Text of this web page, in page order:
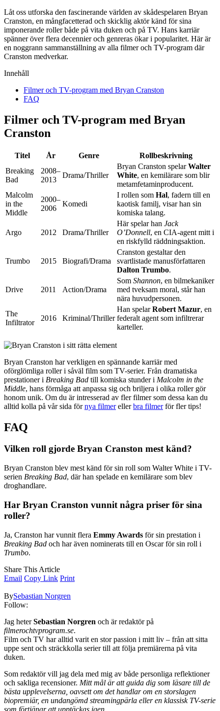
Låt oss utforska den fascinerande världen av skådespelaren Bryan
Cranston, en mångfacetterad och skicklig aktör känd för sina
imponerande roller både på vita duken och på TV. Hans karriär
spänner över flera decennier och genreras ökar i popularitet. Här är
en noggrann sammanställning av alla filmer och TV-program där
Cranston medverkar.
Innehåll
Filmer och TV-program med Bryan Cranston
FAQ
Filmer och TV-program med Bryan
Cranston
Titel År Genre
Rollbeskrivning
Breaking
Bad
2008–
2013
Drama/Thriller
Bryan Cranston spelarWalter
White, en kemilärare som blir
metamfetaminproducent.
Malcolm
in the
Middle
2000–
2006
Komedi
I rollen som Hal, fadern till en
kaotisk familj, visar han sin
komiska talang.
Argo 2012 Drama/Thriller
Här spelar han Jack
O’Donnell, en CIA-agent mitt i
en riskfylld räddningsaktion.
Trumbo 2015 Biografi/Drama
Cranston gestaltar den
svartlistade manusförfattaren
Dalton Trumbo.
Drive 2011 Action/Drama
Som Shannon, en bilmekaniker
med tveksam moral, står han
nära huvudpersonen.
The
Infiltrator
2016 Kriminal/Thriller
Han spelarRobert Mazur, en
federalt agent som infiltrerar
karteller.
Bryan Cranston har verkligen en spännande karriär med
oförglömliga roller i såväl film som TV-serier. Från dramatiska
prestationer i Breaking Bad till komiska stunder i Malcolm in the
Middle, hans förmåga att anpassa sig och briljera i olika roller gör
honom unik. Om du är intresserad av fler filmer som dessa kan du
alltid kolla på vår sida förnya filmerellerbra filmerför fler tips!
FAQ
Vilken roll gjorde Bryan Cranston mest känd?
Bryan Cranston blev mest känd för sin roll som Walter White i TV-
serien Breaking Bad, där han spelade en kemilärare som blev
droghandlare.
Har Bryan Cranston vunnit några priser för sina
roller?
Ja, Cranston har vunnit flera Emmy Awards för sin prestation i
Breaking Bad och har även nominerats till en Oscar för sin roll i
Trumbo.
Share This Article
Email Copy Link Print
BySebastian Norgren
Follow:
Jag heterSebastian Norgren och är redaktör på
filmerochtvprogram.se.
Film och TV har alltid varit en stor passion i mitt liv – från att sitta
uppe sent och sträckkolla serier till att följa premiärerna på vita
duken.
Som redaktör vill jag dela med mig av både personliga reflektioner
och sakliga recensioner. Mitt mål är att guida dig som läsare till de
bästa upplevelserna, oavsett om det handlar om en storslagen
biopremiär, en undangömd streamingpärla eller en klassisk TV-serie
som förtjänar att upptäckas igen.